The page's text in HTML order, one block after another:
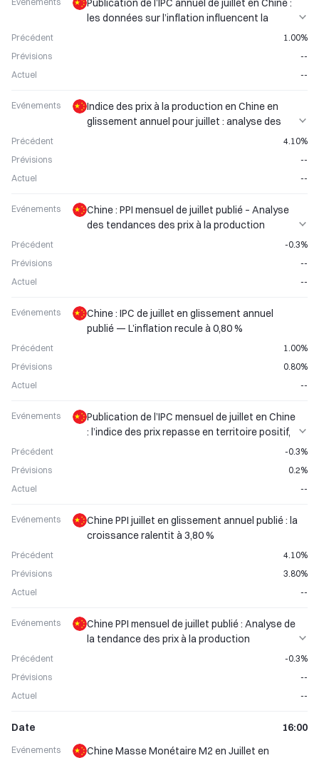
Publication de l’IPC annuel de juillet en Chine :
les données sur l’inflation influencent la
Précédent
1.00%
Prévisions
--
Actuel
--
Evénements
Indice des prix à la production en Chine en
glissement annuel pour juillet : analyse des
tendances de l'indice des prix à la production
Précédent
4.10%
Prévisions
--
Actuel
--
Evénements
Chine : PPI mensuel de juillet publié – Analyse
des tendances des prix à la production
Précédent
-0.3%
Prévisions
--
Actuel
--
Evénements
Chine : IPC de juillet en glissement annuel
publié — L’inflation recule à 0,80 %
Précédent
1.00%
Prévisions
0.80%
Actuel
--
Evénements
Publication de l’IPC mensuel de juillet en Chine
: l’indice des prix repasse en territoire positif,
Précédent
-0.3%
Prévisions
0.2%
Actuel
--
Evénements
Chine PPI juillet en glissement annuel publié : la
croissance ralentit à 3,80 %
Précédent
4.10%
Prévisions
3.80%
Actuel
--
Evénements
Chine PPI mensuel de juillet publié : Analyse de
la tendance des prix à la production
Précédent
-0.3%
Prévisions
--
Actuel
--
Date 16:00
Evénements
Chine Masse Monétaire M2 en Juillet en